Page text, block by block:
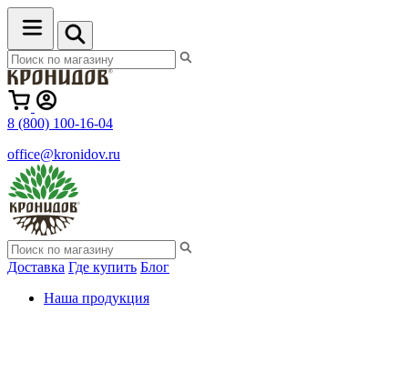
8 (800) 100-16-04
office@kronidov.ru
Доставка Где купить Блог
Наша продукция